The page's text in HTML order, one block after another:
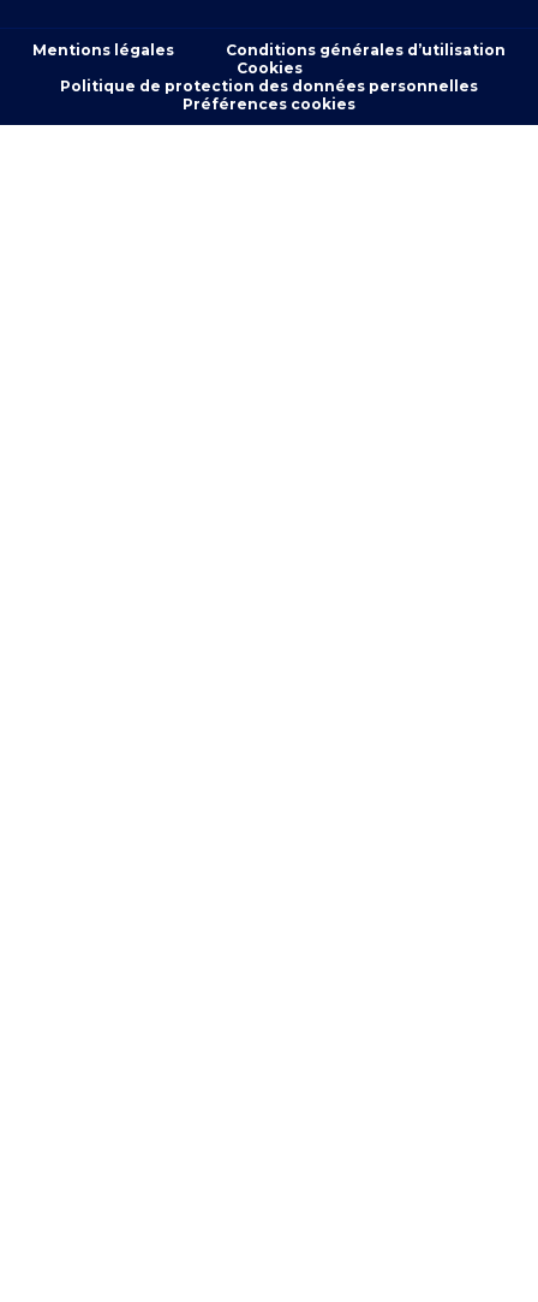
Mentions légales
Conditions générales d’utilisation
Cookies
Politique de protection des données personnelles
Préférences cookies